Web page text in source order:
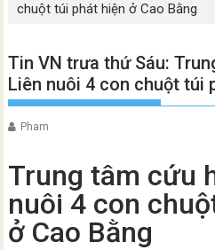
chuột túi phát hiện ở Cao Bằng
Tin VN trưa thứ Sáu:
Liên nuôi 4 con chuột túi
Pham
Trung tâm cứu
nuôi 4 con
ở Cao Bằng